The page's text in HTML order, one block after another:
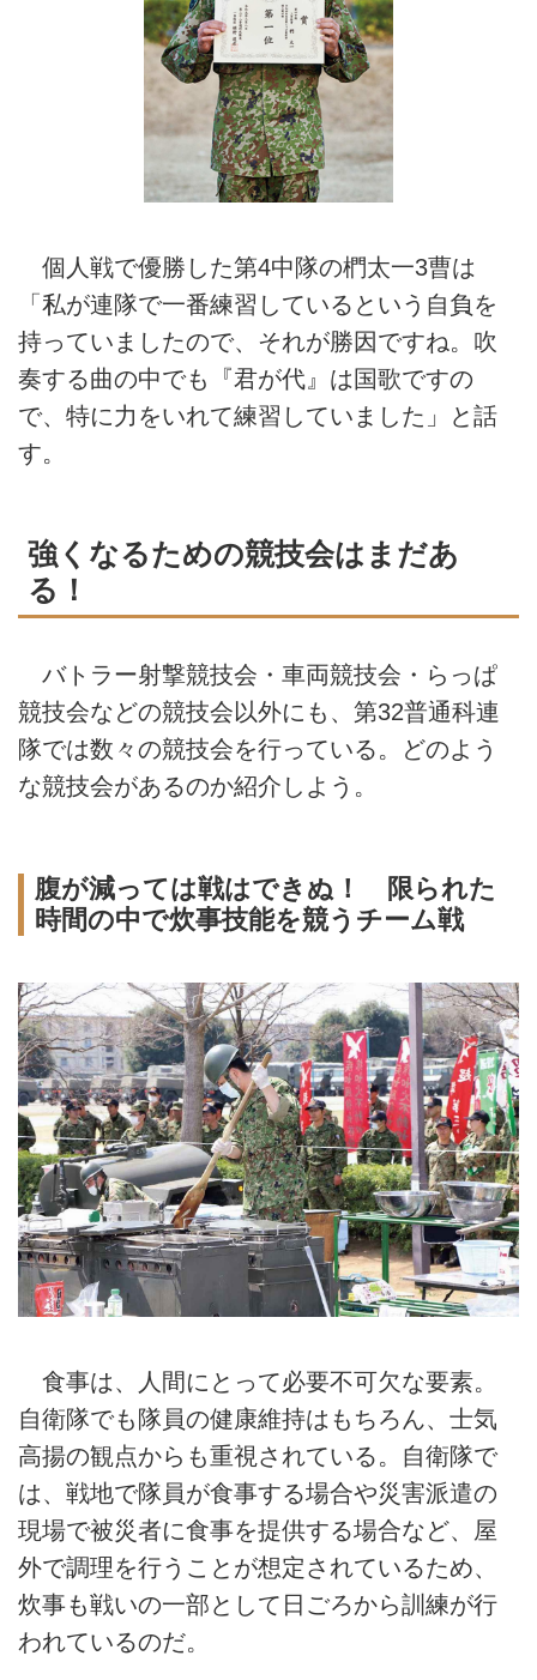
個人戦で優勝した第4中隊の椚太一3曹は
「私が連隊で一番練習しているという自負を
持っていましたので、それが勝因ですね。吹
奏する曲の中でも『君が代』は国歌ですの
で、特に力をいれて練習していました」と話
す。
強くなるための競技会はまだあ
る！
バトラー射撃競技会・車両競技会・らっぱ
競技会などの競技会以外にも、第32普通科連
隊では数々の競技会を行っている。どのよう
な競技会があるのか紹介しよう。
腹が減っては戦はできぬ！ 限られた
時間の中で炊事技能を競うチーム戦
食事は、人間にとって必要不可欠な要素。
自衛隊でも隊員の健康維持はもちろん、士気
高揚の観点からも重視されている。自衛隊で
は、戦地で隊員が食事する場合や災害派遣の
現場で被災者に食事を提供する場合など、屋
外で調理を行うことが想定されているため、
炊事も戦いの一部として日ごろから訓練が行
われているのだ。